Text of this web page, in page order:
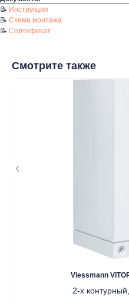
📝 Инструкция
📝 Схема монтажа
📝 Сертификат
Смотрите также
Viessmann
2-х
Разработка сайта
Данный интернет‑сайт носит
при каких условиях не является публичной
соответствии со ст. 437 (2) ГК РФ. Для
(телефон: +7-937-778-33-11, +7 (8552) 78-
komtep@yandex.ru)